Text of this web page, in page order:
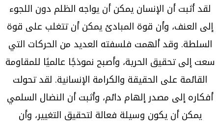
لقد أثبت أن الإنسان يمكن أن يواجه الظلم دون اللجوء
إلى العنف، وأن قوة المبادئ يمكن أن تتغلب على قوة
السلطة. وقد ألهمت فلسفته العديد من الحركات التي
سعت إلى تحقيق الحرية، وأصبح نموذجًا عالميًا للمقاومة
القائمة على الحقيقة والكرامة الإنسانية. لقد تحولت
أفكاره إلى مصدر إلهام دائم، وأثبت أن النضال السلمي
يمكن أن يكون وسيلة فعالة لتحقيق التغيير، وأن